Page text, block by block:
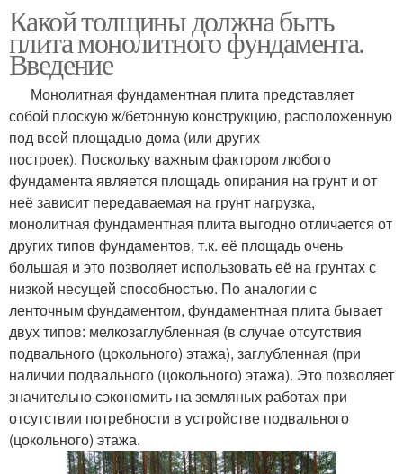
Какой толщины должна быть
плита монолитного фундамента.
Введение
Монолитная фундаментная плита представляет
собой плоскую ж/бетонную конструкцию, расположенную
под всей площадью дома (или других
построек). Поскольку важным фактором любого
фундамента является площадь опирания на грунт и от
неё зависит передаваемая на грунт нагрузка,
монолитная фундаментная плита выгодно отличается от
других типов фундаментов, т.к. её площадь очень
большая и это позволяет использовать её на грунтах с
низкой несущей способностью. По аналогии с
ленточным фундаментом, фундаментная плита бывает
двух типов: мелкозаглубленная (в случае отсутствия
подвального (цокольного) этажа), заглубленная (при
наличии подвального (цокольного) этажа). Это позволяет
значительно сэкономить на земляных работах при
отсутствии потребности в устройстве подвального
(цокольного) этажа.